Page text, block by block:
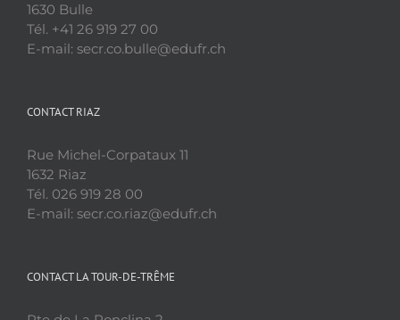
1630 Bulle
Tél. +41 26 919 27 00
E-mail: secr.co.bulle@edufr.ch
CONTACT RIAZ
Rue Michel-Corpataux 11
1632 Riaz
Tél. 026 919 28 00
E-mail: secr.co.riaz@edufr.ch
CONTACT LA TOUR-DE-TRÊME